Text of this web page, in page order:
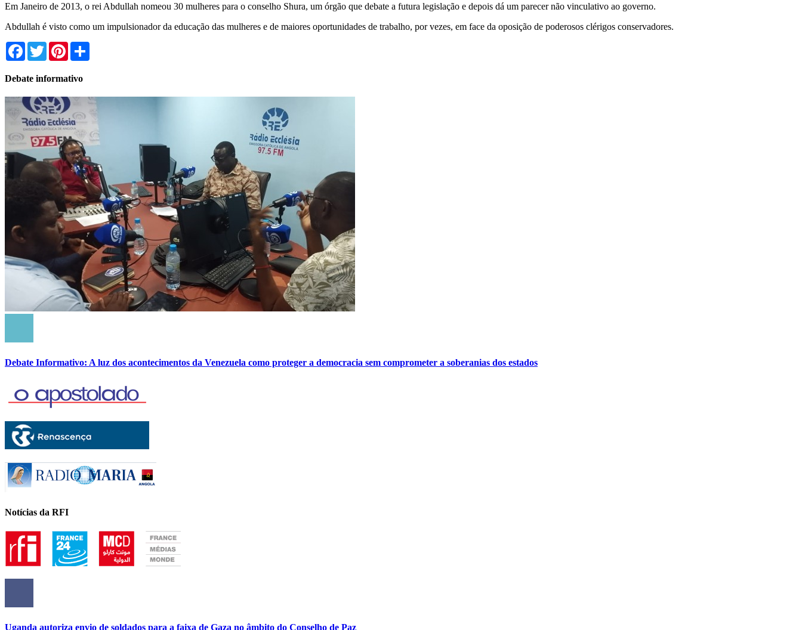
Em Janeiro de 2013, o rei Abdullah nomeou 30 mulheres para o conselho Shura, um órgão que debate a futura legislação e depois dá um parecer não vinculativo ao governo.
Abdullah é visto como um impulsionador da educação das mulheres e de maiores oportunidades de trabalho, por vezes, em face da oposição de poderosos clérigos conservadores.
Facebook
TwitterPinterest
Debate informativo
Debate Informativo: A luz dos acontecimentos da Venezuela como proteger a democracia sem comprometer a soberanias dos estados
Notícias da RFI
Uganda autoriza envio de soldados para a faixa de Gaza no âmbito do Conselho de Paz